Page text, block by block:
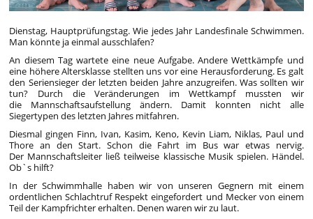
Dienstag, Hauptprüfungstag. Wie jedes Jahr Landesfinale Schwimmen.
Man könnte ja einmal ausschlafen?
An diesem Tag wartete eine neue Aufgabe. Andere Wettkämpfe und
eine höhere Altersklasse stellten uns vor eine Herausforderung. Es galt
den Seriensieger der letzten beiden Jahre anzugreifen. Was sollten wir
tun? Durch die Veränderungen im Wettkampf mussten wir
die Mannschaftsaufstellung ändern. Damit konnten nicht alle
Siegertypen des letzten Jahres mitfahren.
Diesmal gingen Finn, Ivan, Kasim, Keno, Kevin Liam, Niklas, Paul und
Thore an den Start. Schon die Fahrt im Bus war etwas nervig.
Der Mannschaftsleiter ließ teilweise klassische Musik spielen. Händel.
Ob`s hilft?
In der Schwimmhalle haben wir von unseren Gegnern mit einem
ordentlichen Schlachtruf Respekt eingefordert und Mecker von einem
Teil der Kampfrichter erhalten. Denen waren wir zu laut.